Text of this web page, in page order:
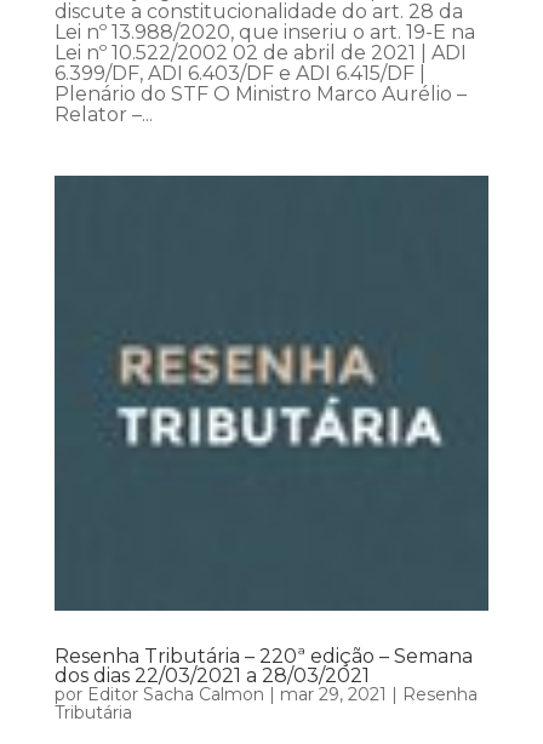
discute a constitucionalidade do art. 28 da
Lei nº 13.988/2020, que inseriu o art. 19-E na
Lei nº 10.522/2002 02 de abril de 2021 | ADI
6.399/DF, ADI 6.403/DF e ADI 6.415/DF |
Plenário do STF O Ministro Marco Aurélio –
Relator –...
Resenha Tributária – 220ª edição – Semana
dos dias 22/03/2021 a 28/03/2021
por Editor Sacha Calmon | mar 29, 2021 | Resenha
Tributária